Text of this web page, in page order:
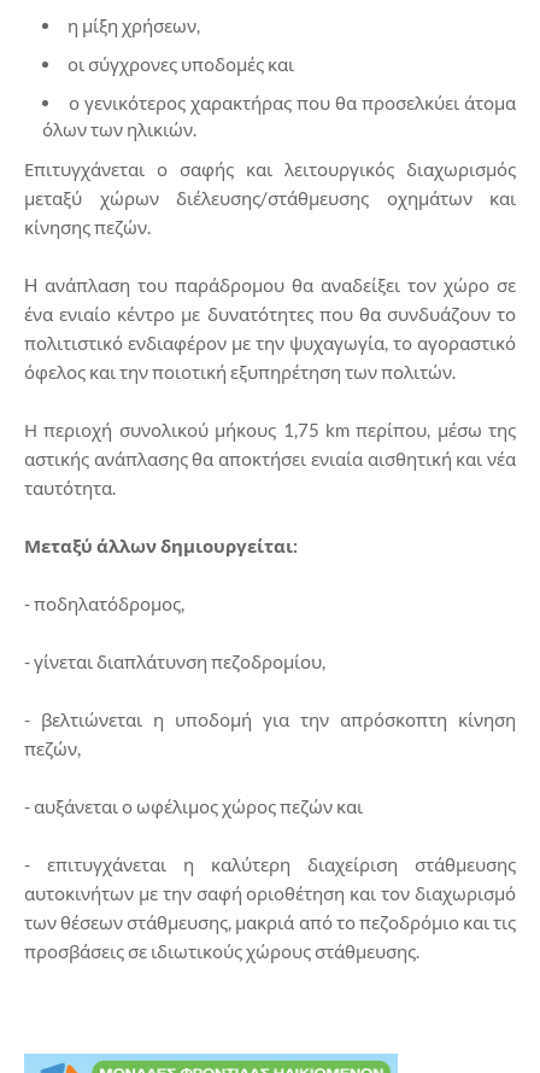
η μίξη χρήσεων,
οι σύγχρονες υποδομές και
ο γενικότερος χαρακτήρας που θα προσελκύει άτομα
όλων των ηλικιών.
Επιτυγχάνεται ο σαφής και λειτουργικός διαχωρισμός
μεταξύ χώρων διέλευσης/στάθμευσης οχημάτων και
κίνησης πεζών.
H ανάπλαση του παράδρομου θα αναδείξει τον χώρο σε
ένα ενιαίο κέντρο με δυνατότητες που θα συνδυάζουν το
πολιτιστικό ενδιαφέρον με την ψυχαγωγία, το αγοραστικό
όφελος και την ποιοτική εξυπηρέτηση των πολιτών.
Η περιοχή συνολικού μήκους 1,75 km περίπου, μέσω της
αστικής ανάπλασης θα αποκτήσει ενιαία αισθητική και νέα
ταυτότητα.
Μεταξύ άλλων δημιουργείται:
- ποδηλατόδρομος,
- γίνεται διαπλάτυνση πεζοδρομίου,
- βελτιώνεται η υποδομή για την απρόσκοπτη κίνηση
πεζών,
- αυξάνεται ο ωφέλιμος χώρος πεζών και
- επιτυγχάνεται η καλύτερη διαχείριση στάθμευσης
αυτοκινήτων με την σαφή οριοθέτηση και τον διαχωρισμό
των θέσεων στάθμευσης, μακριά από το πεζοδρόμιο και τις
προσβάσεις σε ιδιωτικούς χώρους στάθμευσης.